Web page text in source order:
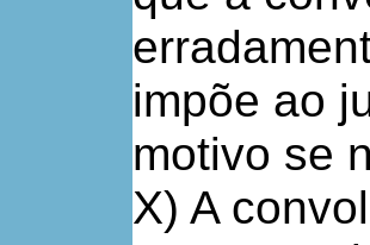
impõe ao
motivo se
X) A